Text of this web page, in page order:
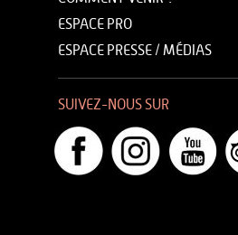
ESPACE PRO
ESPACE PRESSE / MÉDIAS
SUIVEZ-NOUS SUR